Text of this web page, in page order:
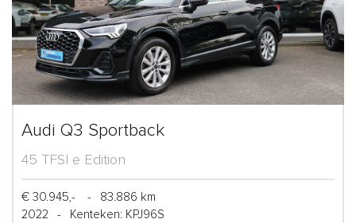
Audi Q3 Sportback
45 TFSI e Edition
€ 30.945,- -
83.886 km
2022
- Kenteken: KPJ96S